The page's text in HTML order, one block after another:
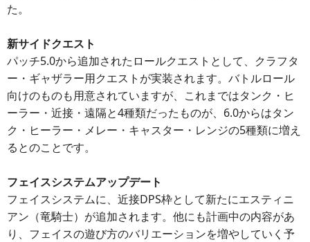
た。
新サイドクエスト
パッチ5.0から追加されたロールクエストとして、クラフタ
ー・ギャザラー用クエストが実装されます。バトルロール
向けのものも用意されていますが、これまではタンク・ヒ
ーラー・近接・遠隔と4種類だったものが、6.0からはタン
ク・ヒーラー・メレー・キャスター・レンジの5種類に増え
るとのことです。
フェイスシステムアップデート
フェイスシステムに、近接DPS枠として新たにエスティニ
アン（竜騎士）が追加されます。他にも計画中の内容があ
り、フェイスの遊び方のバリエーションを増やしていく予